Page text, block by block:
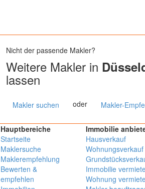
Nicht der passende Makler?
Weitere Makler in
lassen
Makler suchen oder Makler-
Hauptbereiche
Startseite
Maklersuche
Maklerempfehlung
Bewerten &
empfehlen
Immobilie
Hausverkauf
Wohnungsverkauf
Immobilie
Wohnung